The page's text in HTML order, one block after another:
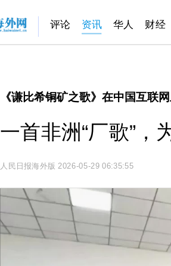
评论 资讯 华人 财经
《谦比希铜矿之歌》在中国互
一首非洲“厂歌”，
人民日报海外版 2026-05-29 06:35:55